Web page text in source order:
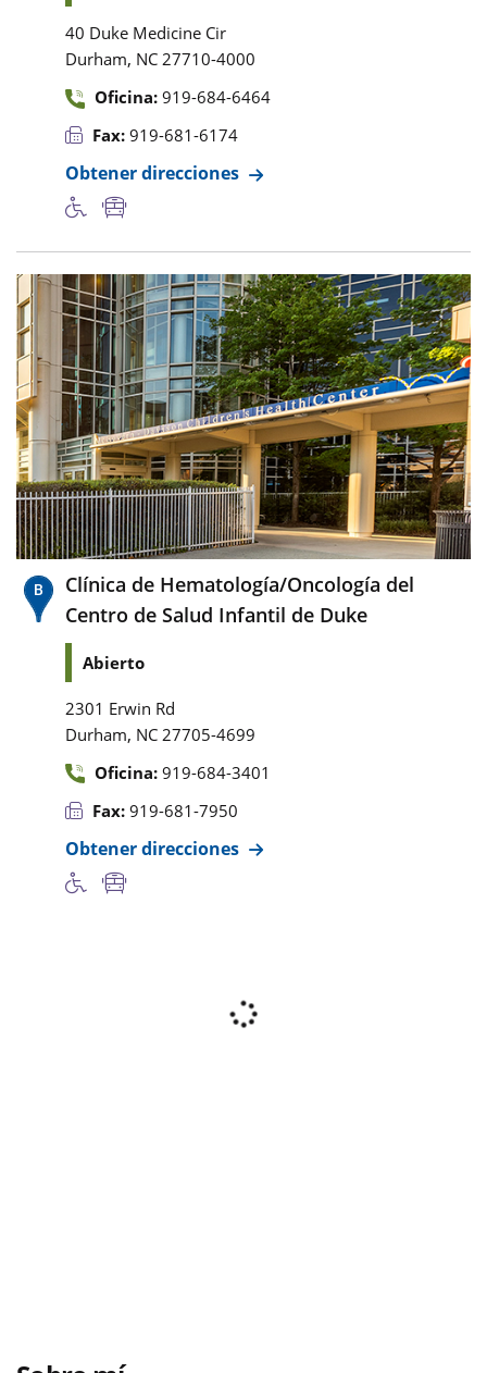
40 Duke Medicine Cir
Durham, NC 27710-4000
Oficina: 919-684-6464
Fax: 919-681-6174
Obtener direcciones
Clínica de Hematología/Oncología del
Centro de Salud Infantil de Duke
Abierto
2301 Erwin Rd
Durham, NC 27705-4699
Oficina: 919-684-3401
Fax: 919-681-7950
Obtener direcciones